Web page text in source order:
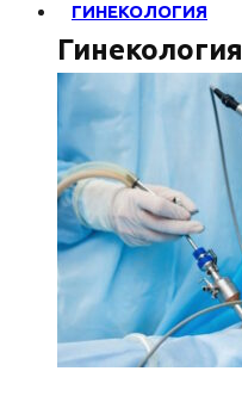
ГИНЕКОЛОГИЯ
Гинекология